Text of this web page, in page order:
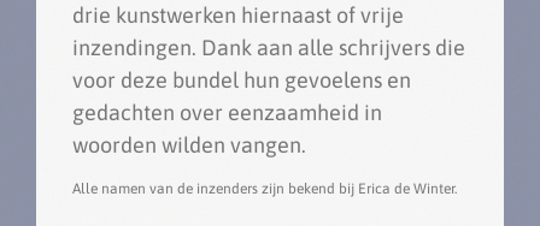
drie kunstwerken hiernaast of vrije
inzendingen. Dank aan alle schrijvers die
voor deze bundel hun gevoelens en
gedachten over eenzaamheid in
woorden wilden vangen.
Alle namen van de inzenders zijn bekend bij Erica de Winter.